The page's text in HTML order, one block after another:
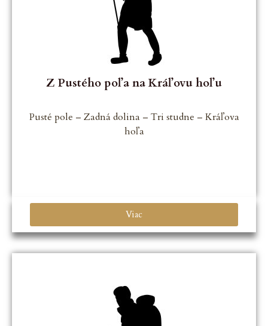
Z Pustého poľa na Kráľovu hoľu
Pusté pole – Zadná dolina – Tri studne – Kráľova
hoľa
Viac